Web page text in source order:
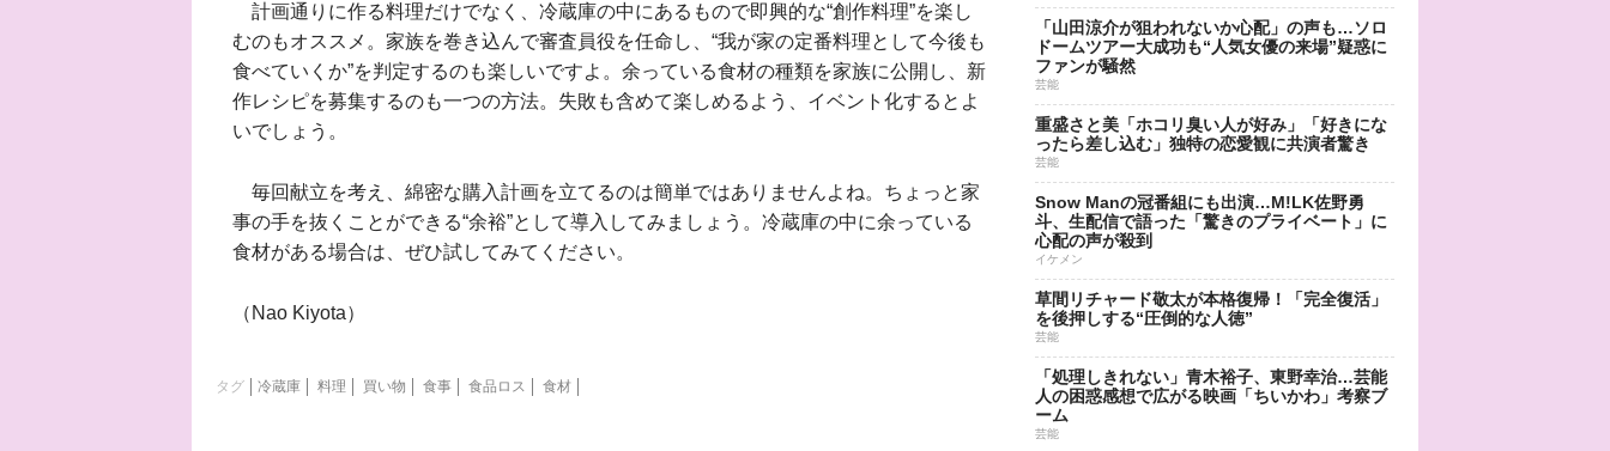
計画通りに作る料理だけでなく、冷蔵庫の中にあるもので即興的な“創作料理”を楽し
むのもオススメ。家族を巻き込んで審査員役を任命し、“我が家の定番料理として今後も
食べていくか”を判定するのも楽しいですよ。余っている食材の種類を家族に公開し、新
作レシピを募集するのも一つの方法。失敗も含めて楽しめるよう、イベント化するとよ
いでしょう。
毎回献立を考え、綿密な購入計画を立てるのは簡単ではありませんよね。ちょっと家
事の手を抜くことができる“余裕”として導入してみましょう。冷蔵庫の中に余っている
食材がある場合は、ぜひ試してみてください。
（Nao Kiyota）
タグ 冷蔵庫 料理 買い物 食事 食品ロス 食材
「山田涼介が狙われないか心配」の声も…ソロ
ドームツアー大成功も“人気女優の来場”疑惑に
ファンが騒然
芸能
重盛さと美「ホコリ臭い人が好み」「好きにな
ったら差し込む」独特の恋愛観に共演者驚き
芸能
Snow Manの冠番組にも出演…M!LK佐野勇
斗、生配信で語った「驚きのプライベート」に
心配の声が殺到
イケメン
草間リチャード敬太が本格復帰！「完全復活」
を後押しする“圧倒的な人徳”
芸能
「処理しきれない」青木裕子、東野幸治…芸能
人の困惑感想で広がる映画「ちいかわ」考察ブ
ーム
芸能